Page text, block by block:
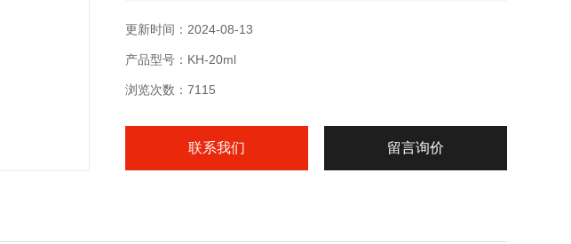
热合成反应釜、高压消解罐、消化罐、聚四氟乙烯高压罐、压力消
热合成反应釜
更新时间：2024-08-13
产品型号：KH-20ml
浏览次数：7115
联系我们 留言询价